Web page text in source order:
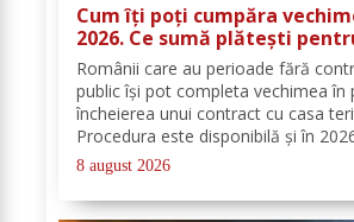
Cum îți poți cumpăra
2026. Ce sumă plătești
documente trebuie depuse
Românii care au perioade fără
public își pot completa vechimea în
încheierea unui contract cu casa
Procedura este disponibilă și în
folosită doar în condițiile prevăzute
depinde de salariul minim brut...
8 august 2026